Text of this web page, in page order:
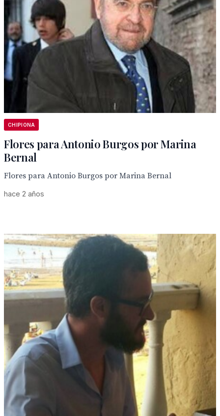
CHIPIONA
Flores para Antonio Burgos por Marina
Bernal
Flores para Antonio Burgos por Marina Bernal
hace 2 años